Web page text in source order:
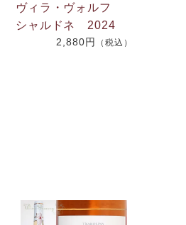
ヴィラ・ヴォルフ
シャルドネ 2024
2,880円 （税込）